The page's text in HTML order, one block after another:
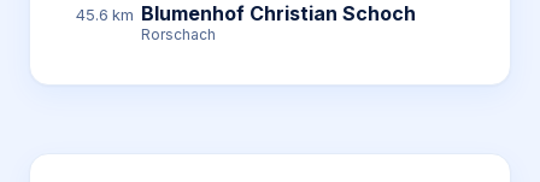
45.6 km Blumenhof Christian Schoch
Rorschach